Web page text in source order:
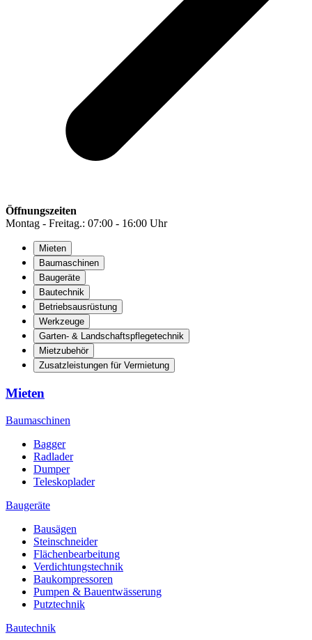
Öffnungszeiten
Montag - Freitag.: 07:00 - 16:00 Uhr
Mieten
Baumaschinen
Baugeräte
Bautechnik
Betriebsausrüstung
Werkzeuge
Garten- & Landschaftspflegetechnik
Mietzubehör
Zusatzleistungen für Vermietung
Mieten
Baumaschinen
Bagger
Radlader
Dumper
Teleskoplader
Baugeräte
Bausägen
Steinschneider
Flächenbearbeitung
Verdichtungstechnik
Baukompressoren
Pumpen & Bauentwässerung
Putztechnik
Bautechnik